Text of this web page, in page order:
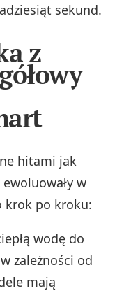
sekund.
z
hitami jak
w
krok po kroku:
wodę do
zależności od
mają